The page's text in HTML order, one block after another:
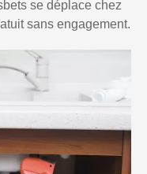
se déplace chez
sans engagement.